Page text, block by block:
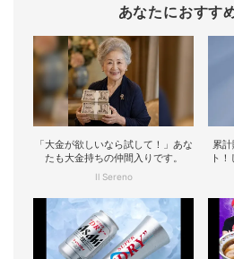
あなたにおすす
「大金が欲しいなら試して！」あな
たも大金持ちの仲間入りです。
Il Sereno
累
ト